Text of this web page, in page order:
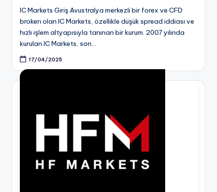
IC Markets Giriş Avustralya merkezli bir forex ve CFD
brokerı olan IC Markets, özellikle düşük spread iddiası ve
hızlı işlem altyapısıyla tanınan bir kurum. 2007 yılında
kurulan IC Markets, son…
17/04/2025